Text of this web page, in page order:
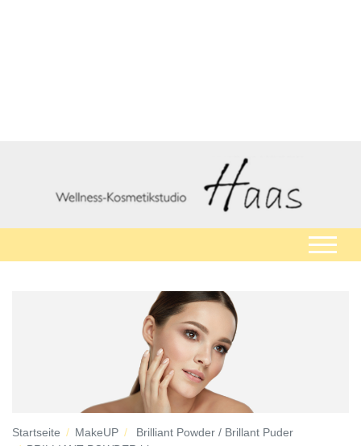
Startseite MakeUP
Brilliant Powder / Brillant Puder